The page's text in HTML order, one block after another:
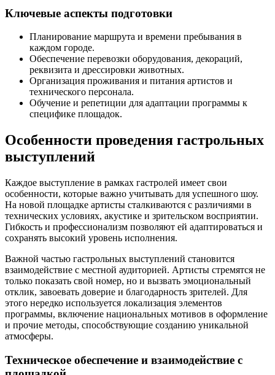
Ключевые аспекты подготовки
Планирование маршрута и времени пребывания в
каждом городе.
Обеспечение перевозки оборудования, декораций,
реквизита и дрессировки животных.
Организация проживания и питания артистов и
технического персонала.
Обучение и репетиции для адаптации программы к
специфике площадок.
Особенности проведения гастрольных
выступлений
Каждое выступление в рамках гастролей имеет свои
особенности, которые важно учитывать для успешного шоу.
На новой площадке артисты сталкиваются с различиями в
технических условиях, акустике и зрительском восприятии.
Гибкость и профессионализм позволяют ей адаптироваться и
сохранять высокий уровень исполнения.
Важной частью гастрольных выступлений становится
взаимодействие с местной аудиторией. Артисты стремятся не
только показать свой номер, но и вызвать эмоциональный
отклик, завоевать доверие и благодарность зрителей. Для
этого нередко используется локализация элементов
программы, включение национальных мотивов в оформление
и прочие методы, способствующие созданию уникальной
атмосферы.
Техническое обеспечение и взаимодействие с